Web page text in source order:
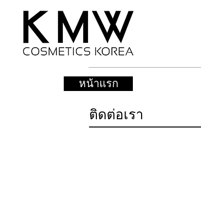
หน้าแรก
ติดต่อเรา